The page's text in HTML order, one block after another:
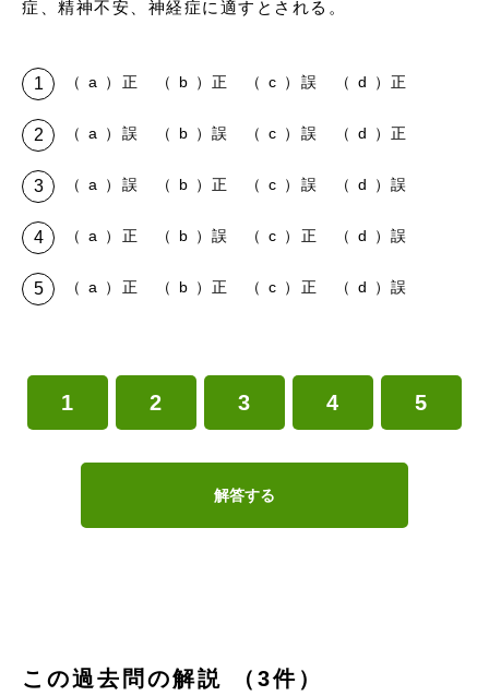
症、精神不安、神経症に適すとされる。
（ a ）正 （ b ）正 （ c ）誤 （ d ）正
（ a ）誤 （ b ）誤 （ c ）誤 （ d ）正
（ a ）誤 （ b ）正 （ c ）誤 （ d ）誤
（ a ）正 （ b ）誤 （ c ）正 （ d ）誤
（ a ）正 （ b ）正 （ c ）正 （ d ）誤
1 2 3 4 5
解答する
この過去問の解説 （3件）